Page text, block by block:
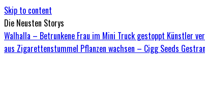
Skip to content
Die Neusten Storys
Walhalla – Betrunkene Frau im Mini Truck gestoppt Künstler
aus Zigarettenstummel Pflanzen wachsen – Cigg Seeds